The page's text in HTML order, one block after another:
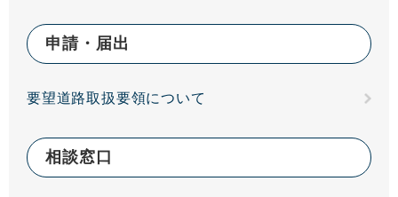
申請・届出
要望道路取扱要領について
相談窓口